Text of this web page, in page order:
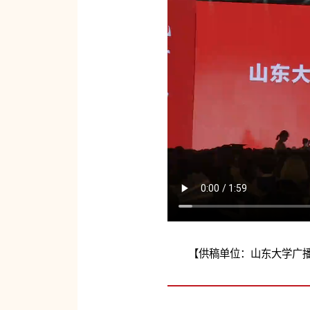
【供稿单位：山东大学